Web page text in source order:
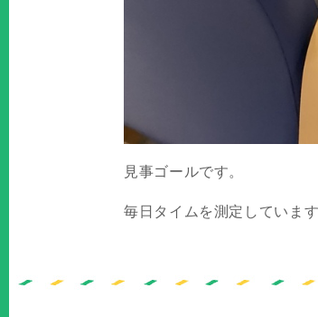
見事ゴールです。
毎日タイムを測定していま